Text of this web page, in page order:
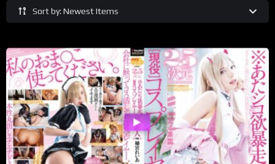
Sort by: Newest Items